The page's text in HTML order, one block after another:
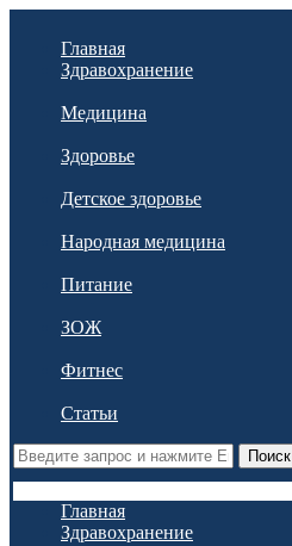
Главная
Здравохранение
Медицина
Здоровье
Детское здоровье
Народная медицина
Питание
ЗОЖ
Фитнес
Статьи
Поиск
Главная
Здравохранение